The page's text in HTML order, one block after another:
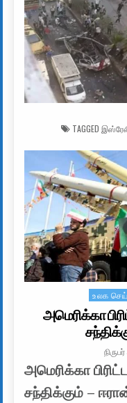
TAGGED
Posted
உலக
அமெரிக்கா
அமெரிக்கா
சந்திக்கும் –